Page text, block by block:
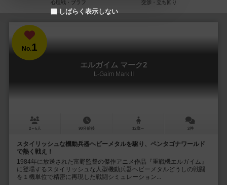
No.1
エルガイム マーク2
L-Gaim Mark II
2～6人 90分前後 12歳～ 2件
スタイリッシュな機動兵器ヘビーメタルを駆り、ペンタゴナワールド
で熱く戦え！
1984年に放送された富野監督の傑作アニメ作品『重戦機エルガイム』
に登場するスタイリッシュな人型機動兵器ヘビーメタルどうしの戦闘
を１機単位で精密に再現した戦闘シミュレーション...
しばらく表示しない